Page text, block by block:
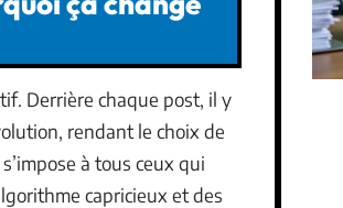
Derrière chaque post, il y
rendant le choix de
à tous ceux qui
capricieux et des